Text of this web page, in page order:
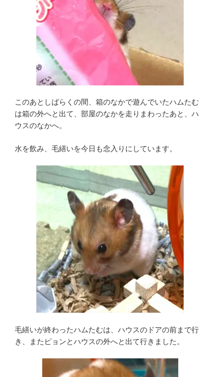
このあとしばらくの間、箱のなかで遊んでいたハムたむ
は箱の外へと出て、部屋のなかを走りまわったあと、ハ
ウスのなかへ。
水を飲み、毛繕いを今日も念入りにしています。
毛繕いが終わったハムたむは、ハウスのドアの前まで行
き、またピョンとハウスの外へと出て行きました。